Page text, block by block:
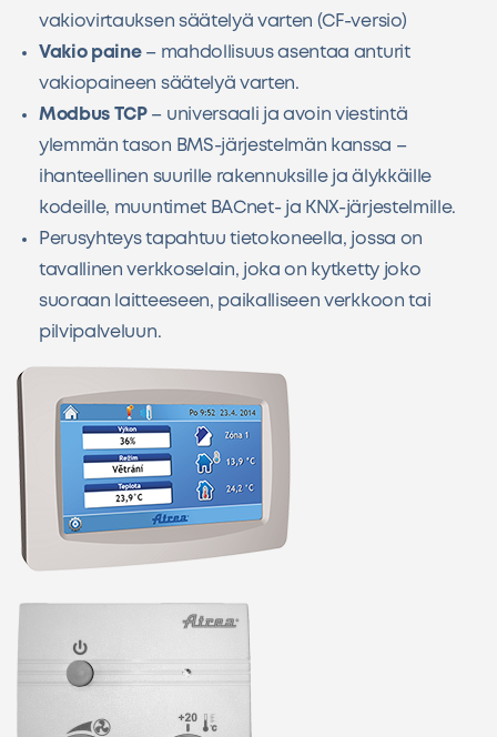
vakiovirtauksen säätelyä varten (CF-versio)
Vakio paine– mahdollisuus asentaa anturit
vakiopaineen säätelyä varten.
Modbus TCP – universaali ja avoin viestintä
ylemmän tason BMS-järjestelmän kanssa –
ihanteellinen suurille rakennuksille ja älykkäille
kodeille, muuntimet BACnet- ja KNX-järjestelmille.
Perusyhteys tapahtuu tietokoneella, jossa on
tavallinen verkkoselain, joka on kytketty joko
suoraan laitteeseen, paikalliseen verkkoon tai
pilvipalveluun.